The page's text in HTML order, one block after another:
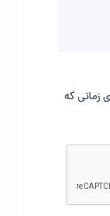
زمانی که